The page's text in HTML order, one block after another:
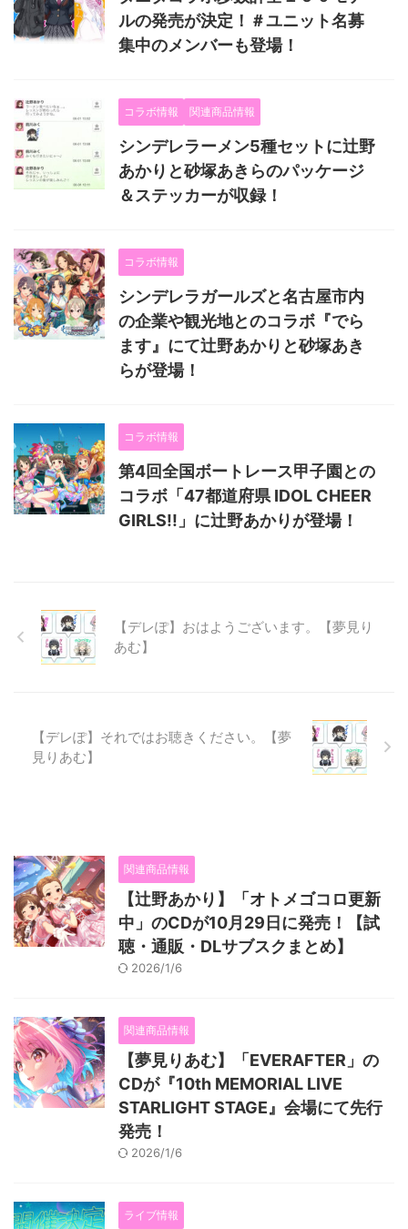
ルの発売が決定！＃ユニット名募
集中のメンバーも登場！
コラボ情報 関連商品情報
シンデレラーメン5種セットに辻野
あかりと砂塚あきらのパッケージ
＆ステッカーが収録！
コラボ情報
シンデレラガールズと名古屋市内
の企業や観光地とのコラボ『でら
ます』にて辻野あかりと砂塚あき
らが登場！
コラボ情報
第4回全国ボートレース甲子園との
コラボ「47都道府県 IDOL CHEER
GIRLS!!」に辻野あかりが登場！
【デレぽ】おはようございます。【夢見り
あむ】
【デレぽ】それではお聴きください。【夢
見りあむ】
関連商品情報
【辻野あかり】「オトメゴコロ更新
中」のCDが10月29日に発売！【試
聴・通販・DLサブスクまとめ】
2026/1/6
関連商品情報
【夢見りあむ】「EVERAFTER」の
CDが『10th MEMORIAL LIVE
STARLIGHT STAGE』会場にて先行
発売！
2026/1/6
ライブ情報